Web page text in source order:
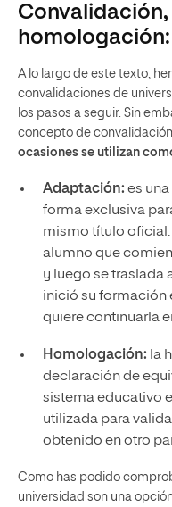
A lo largo de este texto,
convalidaciones de
los pasos a seguir. Sin
concepto de
ocasiones se utilizan
Adaptación: es
forma exclusiva
mismo título oficial.
alumno que
y luego se traslada
inició su formación
quiere continuarla
Homologación: la
declaración de
sistema educativo
utilizada para
obtenido en otro
Como has podido
universidad son una